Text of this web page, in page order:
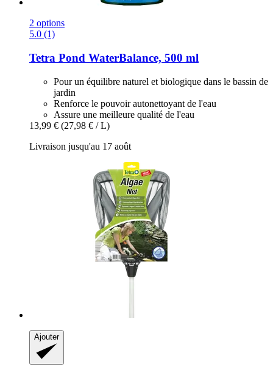
2 options
5.0 (1)
Tetra Pond WaterBalance, 500 ml
Pour un équilibre naturel et biologique dans le bassin de
jardin
Renforce le pouvoir autonettoyant de l'eau
Assure une meilleure qualité de l'eau
13,99 € (27,98 € / L)
Livraison jusqu'au 17 août
Ajouter